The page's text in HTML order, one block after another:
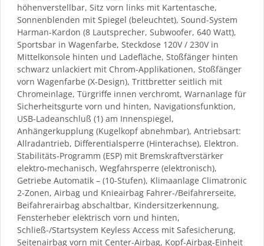
höhenverstellbar, Sitz vorn links mit Kartentasche,
Sonnenblenden mit Spiegel (beleuchtet), Sound-System
Harman-Kardon (8 Lautsprecher, Subwoofer, 640 Watt),
Sportsbar in Wagenfarbe, Steckdose 120V / 230V in
Mittelkonsole hinten und Ladefläche, Stoßfänger hinten
schwarz unlackiert mit Chrom-Applikationen, Stoßfänger
vorn Wagenfarbe (X-Design), Trittbretter seitlich mit
Chromeinlage, Türgriffe innen verchromt, Warnanlage für
Sicherheitsgurte vorn und hinten, Navigationsfunktion,
USB-Ladeanschluß (1) am Innenspiegel,
Anhängerkupplung (Kugelkopf abnehmbar), Antriebsart:
Allradantrieb, Differentialsperre (Hinterachse), Elektron.
Stabilitäts-Programm (ESP) mit Bremskraftverstärker
elektro-mechanisch, Wegfahrsperre (elektronisch),
Getriebe Automatik – (10-Stufen), Klimaanlage Climatronic
2-Zonen, Airbag und Knieairbag Fahrer-/Beifahrerseite,
Beifahrerairbag abschaltbar, Kindersitzerkennung,
Fensterheber elektrisch vorn und hinten,
Schließ-/Startsystem Keyless Access mit Safesicherung,
Seitenairbag vorn mit Center-Airbag, Kopf-Airbag-Einheit